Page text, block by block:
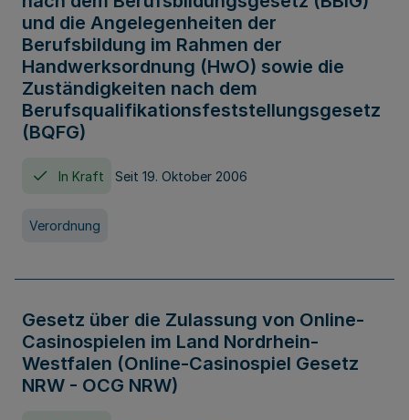
und die Angelegenheiten der
Berufsbildung im Rahmen der
Handwerksordnung (HwO) sowie die
Zuständigkeiten nach dem
Berufsqualifikationsfeststellungsgesetz
(BQFG)
In Kraft Seit 19. Oktober 2006
Verordnung
Gesetz über die Zulassung von Online-
Casinospielen im Land Nordrhein-
Westfalen (Online-Casinospiel Gesetz
NRW - OCG NRW)